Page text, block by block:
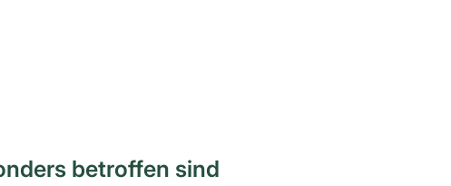
betroffen sind